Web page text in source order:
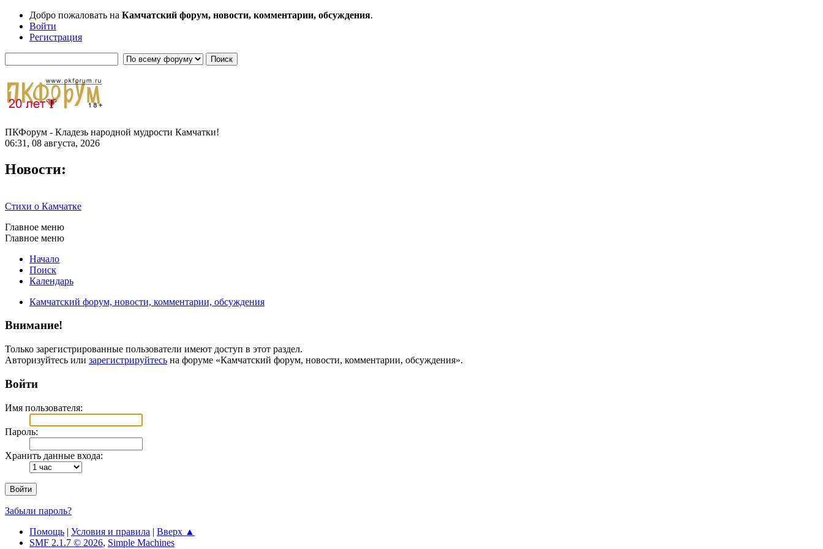
Добро пожаловать на Камчатский форум, новости, комментарии, обсуждения.
Войти
Регистрация
ПКФорум - Кладезь народной мудрости Камчатки!
06:31, 08 августа, 2026
Новости:
Стихи о Камчатке
Главное меню
Главное меню
Начало
Поиск
Календарь
Камчатский форум, новости, комментарии, обсуждения
Внимание!
Только зарегистрированные пользователи имеют доступ в этот раздел.
Авторизуйтесь или зарегистрируйтесь на форуме «Камчатский форум, новости, комментарии, обсуждения».
Войти
Имя пользователя:
Пароль:
Хранить данные входа:
Забыли пароль?
Помощь | Условия и правила | Вверх ▲
SMF 2.1.7 © 2026, Simple Machines